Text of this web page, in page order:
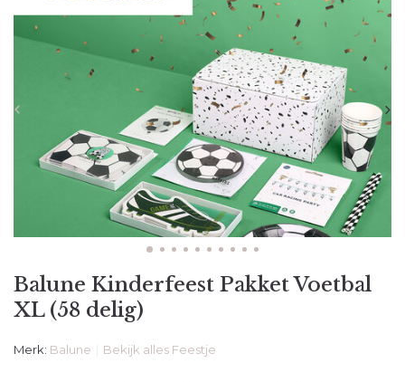
Balune Kinderfeest Pakket Voetbal
XL (58 delig)
Merk: Balune Bekijk alles Feestje